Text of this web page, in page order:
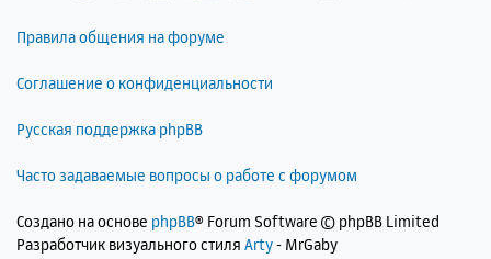
Правила общения на форуме
Соглашение о конфиденциальности
Русская поддержка phpBB
Часто задаваемые вопросы о работе с форумом
Создано на основе phpBB® Forum Software © phpBB Limited
Разработчик визуального стиля Arty- MrGaby